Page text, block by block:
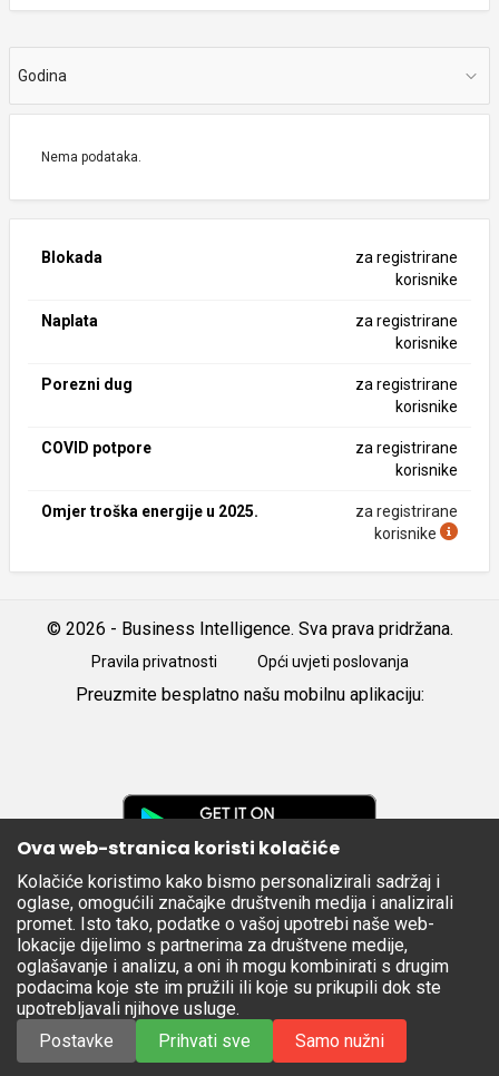
Godina
Nema podataka.
Blokada
za registrirane
korisnike
Naplata
za registrirane
korisnike
Porezni dug
za registrirane
korisnike
COVID potpore
za registrirane
korisnike
Omjer troška energije u 2025.
za registrirane
korisnike
© 2026 - Business Intelligence. Sva prava pridržana.
Pravila privatnosti Opći uvjeti poslovanja
Preuzmite besplatno našu mobilnu aplikaciju:
Apple
Store
Ova web-stranica koristi kolačiće
Kolačiće koristimo kako bismo personalizirali sadržaj i
oglase, omogućili značajke društvenih medija i analizirali
promet. Isto tako, podatke o vašoj upotrebi naše web-
lokacije dijelimo s partnerima za društvene medije,
oglašavanje i analizu, a oni ih mogu kombinirati s drugim
podacima koje ste im pružili ili koje su prikupili dok ste
upotrebljavali njihove usluge.
Postavke
Prihvati sve Samo nužni